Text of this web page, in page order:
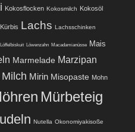
Kokosflocken Kokosmilch Kokosöl
Kürbis Lachs Lachsschinken
Löffelbiskuit Löwenzahn Macadamianüsse Mais
Marmelade Marzipan
Milch Mirin Misopaste Mohn
Mürbeteig
Nutella Okonomiyakisoße